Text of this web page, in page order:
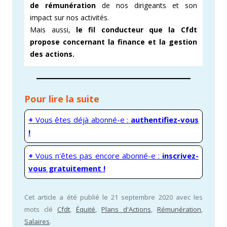
de rémunération de nos dirigeants et son
impact sur nos activités.
Mais aussi, le fil conducteur que la Cfdt
propose concernant la finance et la gestion
des actions.
Pour lire la suite
+ Vous êtes déjà abonné-e : authentifiez-vous
!
+ Vous n'êtes pas encore abonné-e : inscrivez-
vous gratuitement !
Cet article a été publié le 21 septembre 2020 avec les
mots clé Cfdt, Équité, Plans d'Actions, Rémunération,
Salaires.